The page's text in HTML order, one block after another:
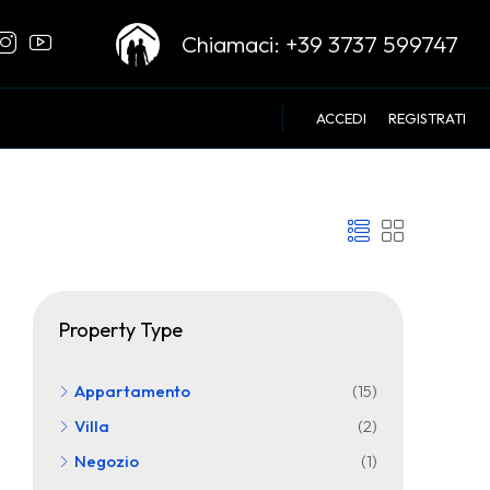
Chiamaci: +39 3737 599747
ACCEDI REGISTRATI
Property Type
Appartamento
(15)
Villa
(2)
Negozio
(1)